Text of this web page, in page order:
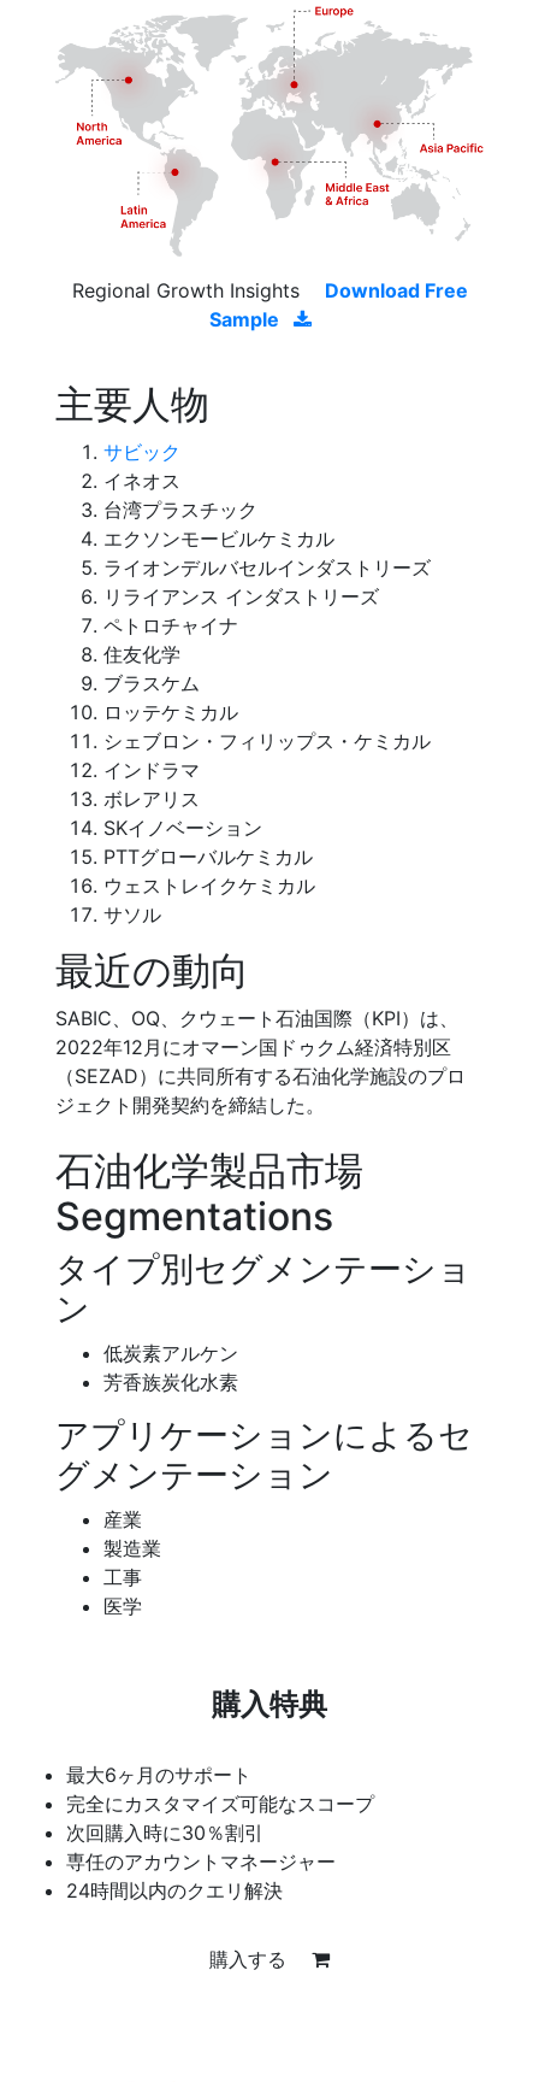
Regional Growth Insights
Download Free
Sample
主要人物
サビック
イネオス
台湾プラスチック
エクソンモービルケミカル
ライオンデルバセルインダストリーズ
リライアンス インダストリーズ
ペトロチャイナ
住友化学
ブラスケム
ロッテケミカル
シェブロン・フィリップス・ケミカル
インドラマ
ボレアリス
SKイノベーション
PTTグローバルケミカル
ウェストレイクケミカル
サソル
最近の動向
SABIC、OQ、クウェート石油国際（KPI）は、
2022年12月にオマーン国ドゥクム経済特別区
（SEZAD）に共同所有する石油化学施設のプロ
ジェクト開発契約を締結した。
石油化学製品市場
Segmentations
タイプ別セグメンテーショ
ン
低炭素アルケン
芳香族炭化水素
アプリケーションによるセ
グメンテーション
産業
製造業
工事
医学
購入特典
最大6ヶ月のサポート
完全にカスタマイズ可能なスコープ
次回購入時に30％割引
専任のアカウントマネージャー
24時間以内のクエリ解決
購入する